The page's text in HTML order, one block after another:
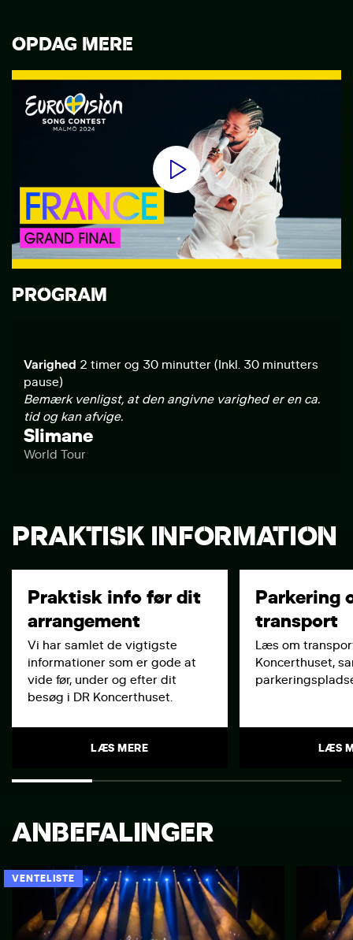
OPDAG MERE
PROGRAM
Varighed 2 timer og 30 minutter (Inkl. 30 minutters
pause)
Bemærk venligst, at den angivne varighed er en ca.
tid og kan afvige.
Slimane
World Tour
PRAKTISK INFORMATION
Praktisk info før dit
arrangement
Vi har samlet de vigtigste
informationer som er gode at
vide før, under og efter dit
besøg i DR Koncerthuset.
LÆS MERE
Parkering
transport
Læs om
Koncerthuset,
LÆS
ANBEFALINGER
VENTELISTE